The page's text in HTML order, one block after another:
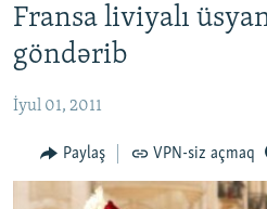
Əsas
naviqasiyaya
qayıt
Axtarışa
keç
KORRUPSIOMETR
#ƏSLINDƏ
FƏRQƏ BAX
QANUNI DOĞRU
ARAŞDIRMA
Fransa liviyalı
göndərib
İyul 01, 2011
Paylaş VPN-siz açmaq